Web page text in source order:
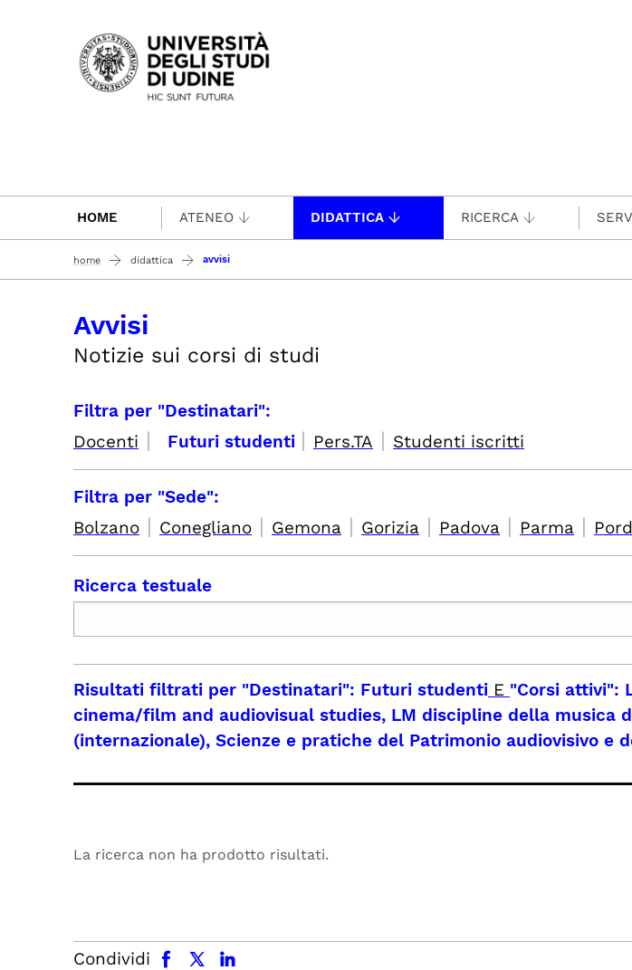
Passa al contenuto principale
HOME ATENEO DIDATTICA RICERCA
home didattica avvisi
Avvisi
Notizie sui corsi di studi
Filtra per "Destinatari":
Docenti | Futuri studenti | Pers.TA | Studenti iscritti
Filtra per "Sede":
Bolzano | Conegliano | Gemona | Gorizia | Padova | Parma |
Ricerca testuale
Risultati filtrati per "Destinatari": Futuri studenti E "Corsi attivi":
cinema/film and audiovisual studies, LM discipline della
(internazionale), Scienze e pratiche del Patrimonio audiovisivo e
La ricerca non ha prodotto risultati.
Condividi
facebook x.com linkedin